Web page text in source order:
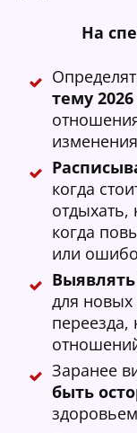
На
тему
когда
когда
или
для
переезда,
Заранее
быть